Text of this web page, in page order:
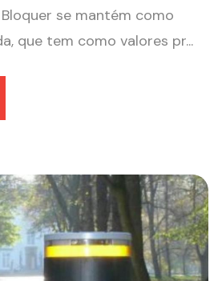
se mantém como
que tem como valores pr...